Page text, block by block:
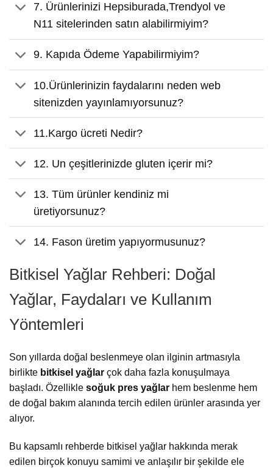
7. Ürünlerinizi Hepsiburada,Trendyol ve
N11 sitelerinden satın alabilirmiyim?
9. Kapıda Ödeme Yapabilirmiyim?
10.Ürünlerinizin faydalarını neden web
sitenizden yayınlamıyorsunuz?
11.Kargo ücreti Nedir?
12. Un çeşitlerinizde gluten içerir mi?
13. Tüm ürünler kendiniz mi
üretiyorsunuz?
14. Fason üretim yapıyormusunuz?
Bitkisel Yağlar Rehberi: Doğal
Yağlar, Faydaları ve Kullanım
Yöntemleri
Son yıllarda doğal beslenmeye olan ilginin artmasıyla
birlikte bitkisel yağlar çok daha fazla konuşulmaya
başladı. Özellikle soğuk pres yağlar hem beslenme hem
de doğal bakım alanında tercih edilen ürünler arasında yer
alıyor.
Bu kapsamlı rehberde bitkisel yağlar hakkında merak
edilen birçok konuyu samimi ve anlaşılır bir şekilde ele